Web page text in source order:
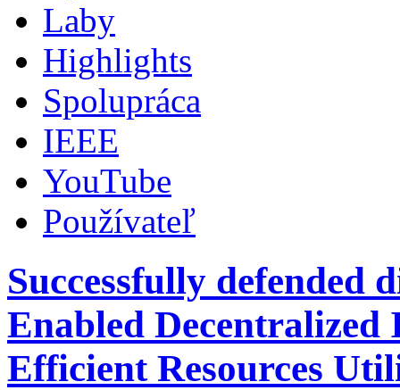
Laby
Highlights
Spolupráca
IEEE
YouTube
Používateľ
Successfully defended
Enabled
Efficient Resources